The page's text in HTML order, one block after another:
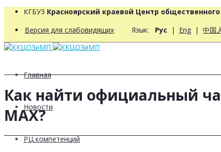
КГБУЗ Красноярский краевой Центр
Версия для слабовидящих Язык: Рус | Eng | 中国
Главная
Новости
РЦ компетенций
Как найти официальный
MAX?